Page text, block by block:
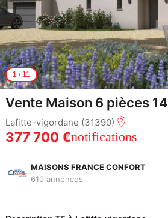
1 / 11
Vente Maison 6 pièces
Lafitte-vigordane (31390)
377 700 €notifications
MAISONS FRANCE CONFORT
610 annonces